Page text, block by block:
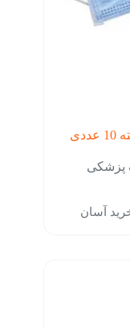
پزشکی
آسان